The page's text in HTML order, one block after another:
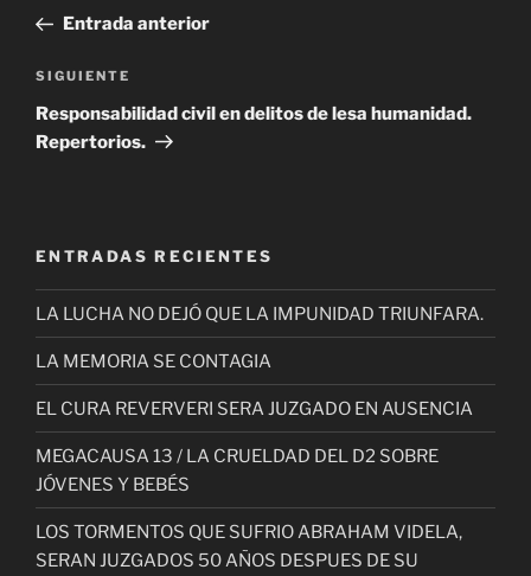
entradas
anterior
Entrada anterior
Siguiente
entrada
SIGUIENTE
Responsabilidad civil en delitos de lesa humanidad.
Repertorios.
ENTRADAS RECIENTES
LA LUCHA NO DEJÓ QUE LA IMPUNIDAD TRIUNFARA.
LA MEMORIA SE CONTAGIA
EL CURA REVERVERI SERA JUZGADO EN AUSENCIA
MEGACAUSA 13 / LA CRUELDAD DEL D2 SOBRE
JÓVENES Y BEBÉS
LOS TORMENTOS QUE SUFRIO ABRAHAM VIDELA,
SERAN JUZGADOS 50 AÑOS DESPUES DE SU